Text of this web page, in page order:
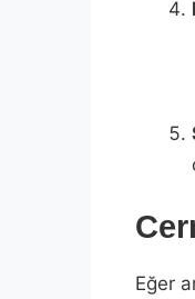
Eğer